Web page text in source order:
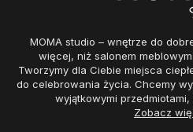
MOMA studio – wnętrze do
więcej, niż salonem
Tworzymy dla Ciebie miejsca
do celebrowania życia. Chcemy
wyjątkowymi przedmiotami,
Zobacz